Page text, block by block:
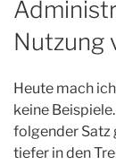
Nutzung
Heute mach
keine
folgender Satz
tiefer in den